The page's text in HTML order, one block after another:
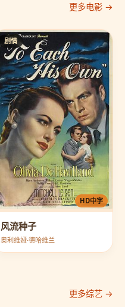
更多电影 →
剧情
HD中字
风流种子
奥利维娅·德哈维兰
更多综艺 →